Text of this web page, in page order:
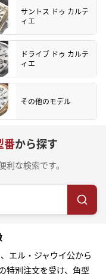
サントス ドゥ カルテ
ィエ
ドライブ ドゥ カルテ
ィエ
その他のモデル
番から探す
な検索です。
エル・ジャウイ公から
特別注文を受け、角型